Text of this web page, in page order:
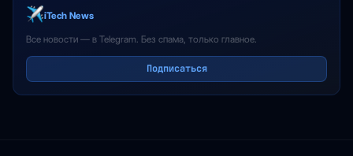
iTech News
Все новости — в Telegram. Без спама, только главное.
Подписаться